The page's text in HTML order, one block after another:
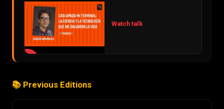
Watch talk
📚 Previous Editions